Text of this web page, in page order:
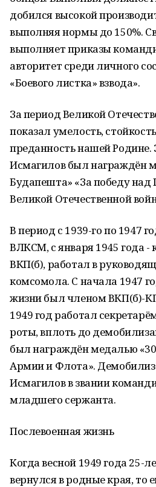
добился высокой
выполняя нормы до 150%.
выполняет приказы
авторитет среди личного
«Боевого листка» взвода».
За период Великой
показал умелость,
преданность нашей Родине.
Исмагилов был награждён
Будапешта» «За победу над
Великой Отечественной
В период с 1939-го по 1947
ВЛКСМ, с января 1945 года
ВКП(б), работал в
комсомола. С начала 1947
жизни был членом ВКП(б)-
1949 год работал
роты, вплоть до
был награждён медалью «30
Армии и Флота».
Исмагилов в звании
младшего сержанта.
Послевоенная жизнь
Когда весной 1949 года 25-
вернулся в родные края, то